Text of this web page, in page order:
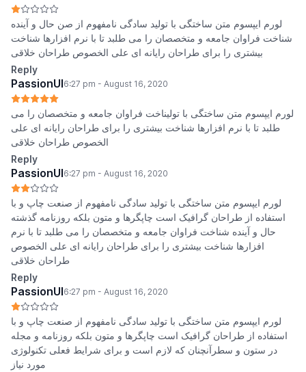
لورم ایپسوم متن ساختگی با تولید سادگی نامفهوم از صن حال و آینده
شناخت فراوان جامعه و متخصصان را می طلبد تا با نرم افزارها شناخت
بیشتری را برای طراحان رایانه ای علی الخصوص طراحان خلاقی
Reply
PassionUI6:27 pm - August 16, 2020
لورم ایپسوم متن ساختگی با تولیناخت فراوان جامعه و متخصصان را می
طلبد تا با نرم افزارها شناخت بیشتری را برای طراحان رایانه ای علی
الخصوص طراحان خلاقی
Reply
PassionUI6:27 pm - August 16, 2020
لورم ایپسوم متن ساختگی با تولید سادگی نامفهوم از صنعت چاپ و با
استفاده از طراحان گرافیک است چاپگرها و متون بلکه روزنامه گذشته
حال و آینده شناخت فراوان جامعه و متخصصان را می طلبد تا با نرم
افزارها شناخت بیشتری را برای طراحان رایانه ای علی الخصوص
طراحان خلاقی
Reply
PassionUI6:27 pm - August 16, 2020
لورم ایپسوم متن ساختگی با تولید سادگی نامفهوم از صنعت چاپ و با
استفاده از طراحان گرافیک است چاپگرها و متون بلکه روزنامه و مجله
در ستون و سطرآنچنان که لازم است و برای شرایط فعلی تکنولوژی
مورد نیاز